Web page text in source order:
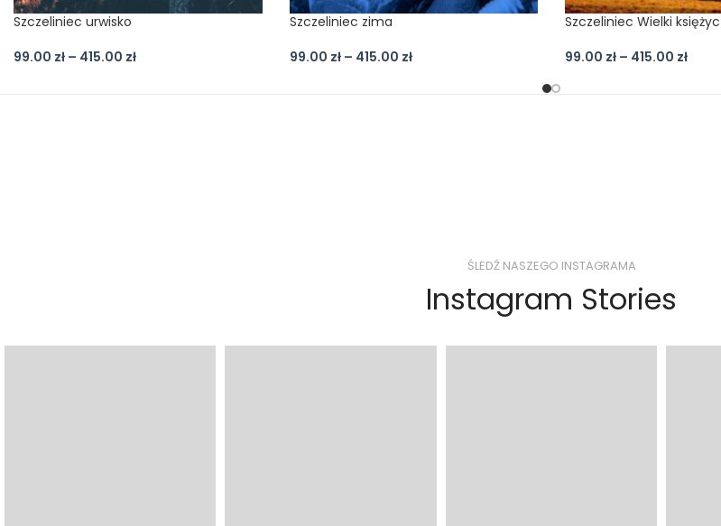
Szczeliniec urwisko
99.00 zł – 415.00 zł
Szczeliniec zima
99.00 zł – 415.00 zł
Szczeliniec Wielki księżyc
99.00 zł – 415.00 zł
ŚLEDŹ NASZEGO INSTAGRAMA
Instagram Stories